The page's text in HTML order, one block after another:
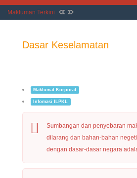
Makluman Terkini
Dasar Keselamatan
Maklumat Korporat
Infomasi ILPKL
Sumbangan dan penyebaran
dilarang dan bahan-bahan
dengan dasar-dasar negara